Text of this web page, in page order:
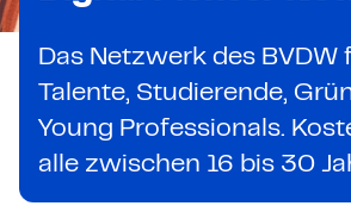
Das Netzwerk des BVDW
Talente, Studierende,
Young Professionals.
alle zwischen 16 bis 30